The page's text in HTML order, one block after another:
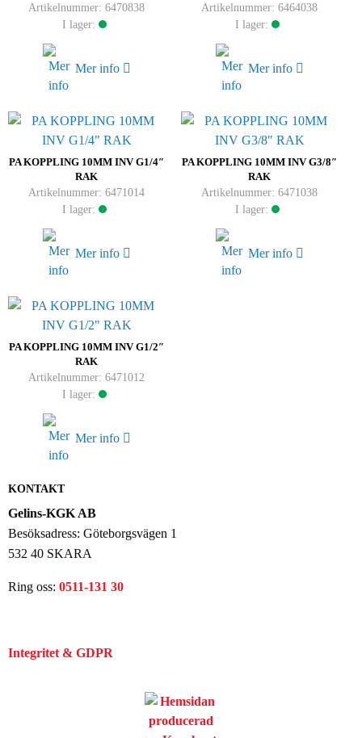
Artikelnummer: 6470838
I lager:
Mer info
Artikelnummer: 6464038
I lager:
Mer info
PA KOPPLING 10MM INV G1/4″
RAK
Artikelnummer: 6471014
I lager:
Mer info
PA KOPPLING 10MM INV G3/8″
RAK
Artikelnummer: 6471038
I lager:
Mer info
PA KOPPLING 10MM INV G1/2″
RAK
Artikelnummer: 6471012
I lager:
Mer info
KONTAKT
Gelins-KGK AB
Besöksadress: Göteborgsvägen 1
532 40 SKARA
Ring oss: 0511-131 30
Integritet & GDPR